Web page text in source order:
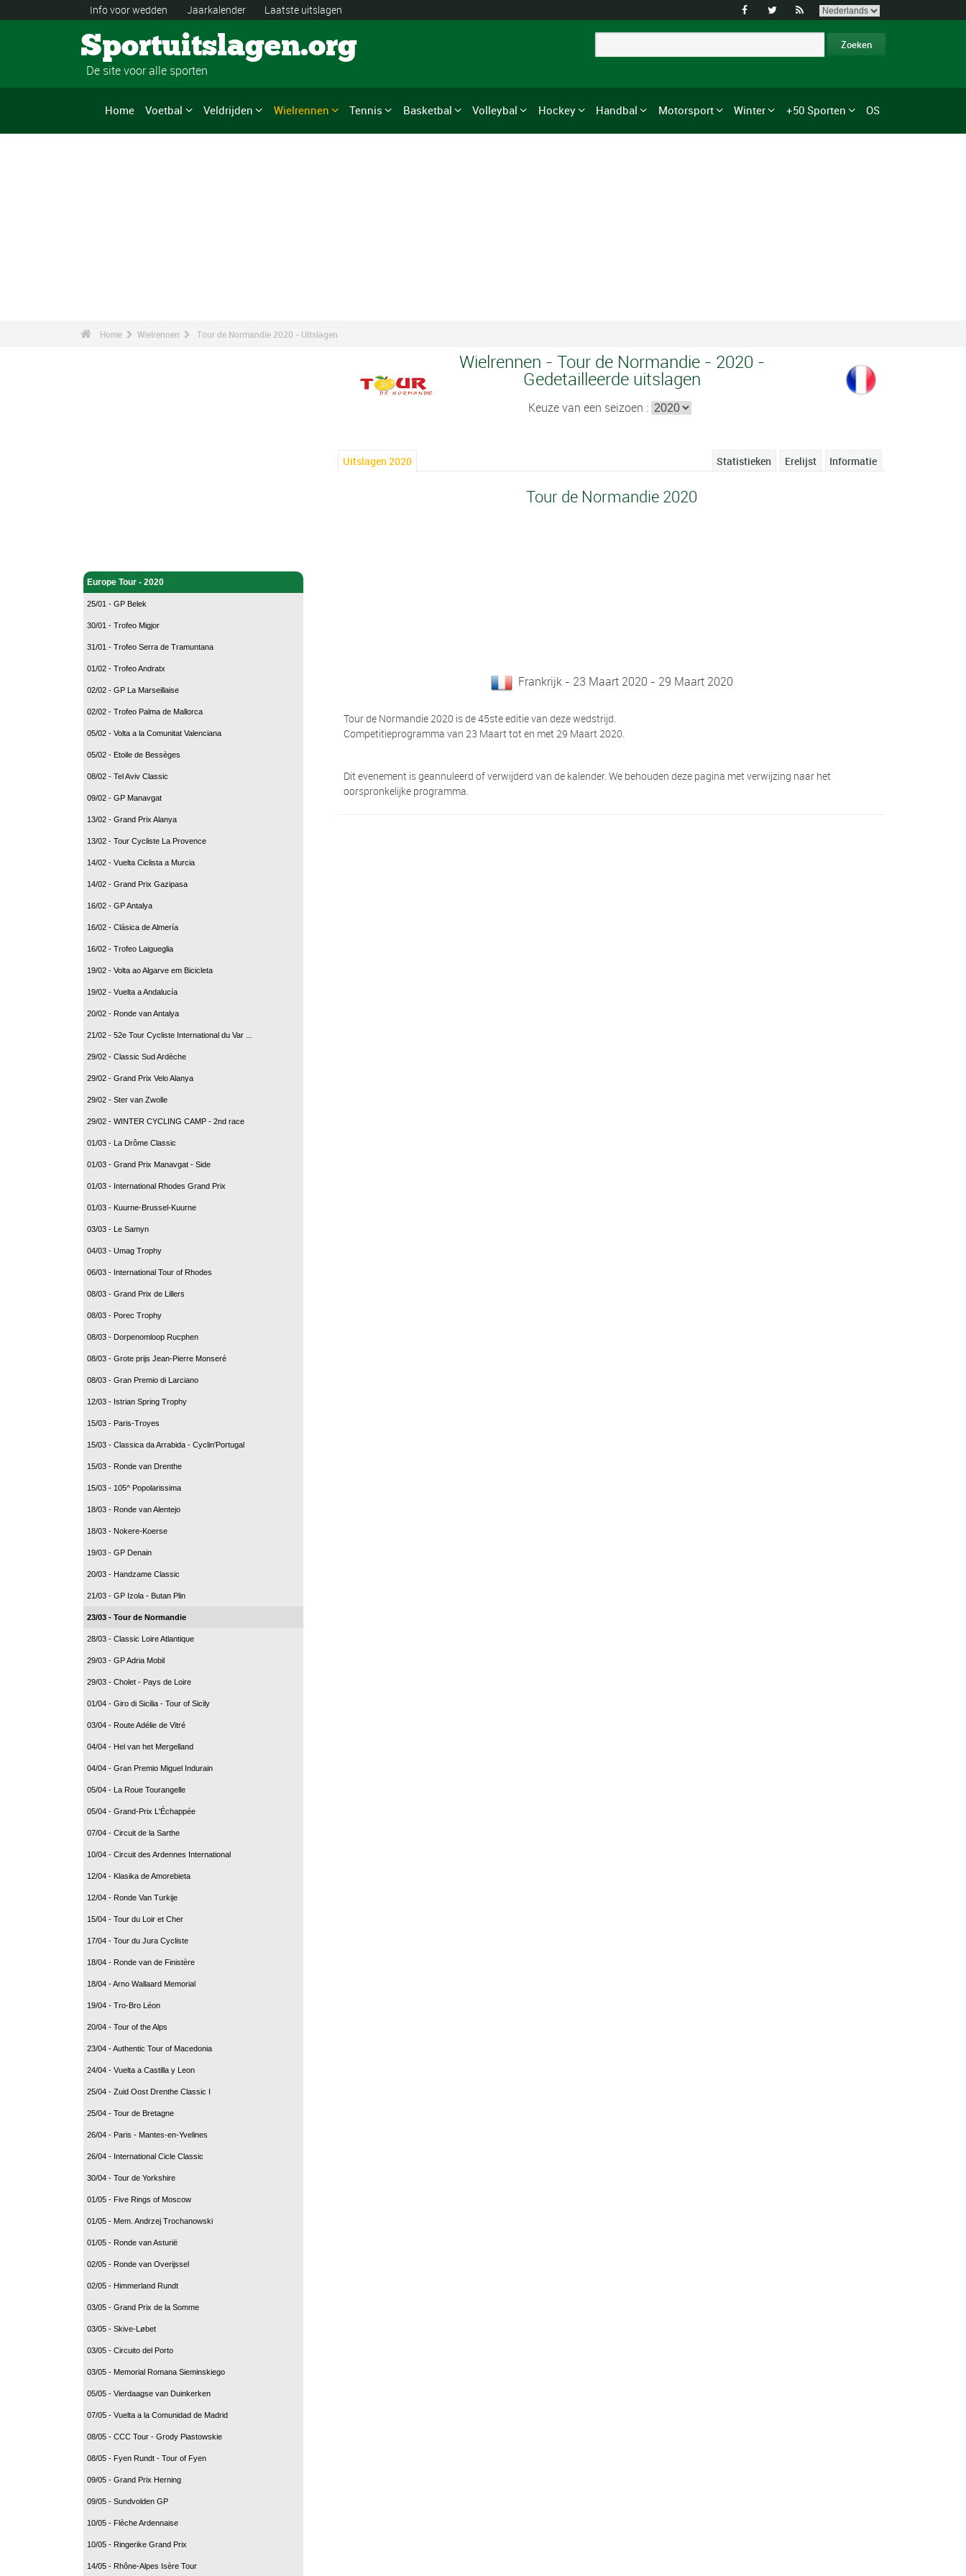
Info voor wedden Jaarkalender Laatste uitslagen   
Sportuitslagen.org
De site voor alle sporten
Home Voetbal Veldrijden Wielrennen Tennis Basketbal Volleybal Hockey Handbal Motorsport Winter +50 Sporten OS
Home Wielrennen Tour de Normandie 2020 - Uitslagen
Europe Tour - 2020
25/01 - GP Belek
30/01 - Trofeo Migjor
31/01 - Trofeo Serra de Tramuntana
01/02 - Trofeo Andratx
02/02 - GP La Marseillaise
02/02 - Trofeo Palma de Mallorca
05/02 - Volta a la Comunitat Valenciana
05/02 - Etoile de Bessèges
08/02 - Tel Aviv Classic
09/02 - GP Manavgat
13/02 - Grand Prix Alanya
13/02 - Tour Cycliste La Provence
14/02 - Vuelta Ciclista a Murcia
14/02 - Grand Prix Gazipasa
16/02 - GP Antalya
16/02 - Clásica de Almería
16/02 - Trofeo Laigueglia
19/02 - Volta ao Algarve em Bicicleta
19/02 - Vuelta a Andalucía
20/02 - Ronde van Antalya
21/02 - 52e Tour Cycliste International du Var ...
29/02 - Classic Sud Ardèche
29/02 - Grand Prix Velo Alanya
29/02 - Ster van Zwolle
29/02 - WINTER CYCLING CAMP - 2nd race
01/03 - La Drôme Classic
01/03 - Grand Prix Manavgat - Side
01/03 - International Rhodes Grand Prix
01/03 - Kuurne-Brussel-Kuurne
03/03 - Le Samyn
04/03 - Umag Trophy
06/03 - International Tour of Rhodes
08/03 - Grand Prix de Lillers
08/03 - Porec Trophy
08/03 - Dorpenomloop Rucphen
08/03 - Grote prijs Jean-Pierre Monseré
08/03 - Gran Premio di Larciano
12/03 - Istrian Spring Trophy
15/03 - Paris-Troyes
15/03 - Classica da Arrabida - Cyclin'Portugal
15/03 - Ronde van Drenthe
15/03 - 105^ Popolarissima
18/03 - Ronde van Alentejo
18/03 - Nokere-Koerse
19/03 - GP Denain
20/03 - Handzame Classic
21/03 - GP Izola - Butan Plin
23/03 - Tour de Normandie
28/03 - Classic Loire Atlantique
29/03 - GP Adria Mobil
29/03 - Cholet - Pays de Loire
01/04 - Giro di Sicilia - Tour of Sicily
03/04 - Route Adélie de Vitré
04/04 - Hel van het Mergelland
04/04 - Gran Premio Miguel Indurain
05/04 - La Roue Tourangelle
05/04 - Grand-Prix L'Échappée
07/04 - Circuit de la Sarthe
10/04 - Circuit des Ardennes International
12/04 - Klasika de Amorebieta
12/04 - Ronde Van Turkije
15/04 - Tour du Loir et Cher
17/04 - Tour du Jura Cycliste
18/04 - Ronde van de Finistère
18/04 - Arno Wallaard Memorial
19/04 - Tro-Bro Léon
20/04 - Tour of the Alps
23/04 - Authentic Tour of Macedonia
24/04 - Vuelta a Castilla y Leon
25/04 - Zuid Oost Drenthe Classic I
25/04 - Tour de Bretagne
26/04 - Paris - Mantes-en-Yvelines
26/04 - International Cicle Classic
30/04 - Tour de Yorkshire
01/05 - Five Rings of Moscow
01/05 - Mem. Andrzej Trochanowski
01/05 - Ronde van Asturië
02/05 - Ronde van Overijssel
02/05 - Himmerland Rundt
03/05 - Grand Prix de la Somme
03/05 - Skive-Løbet
03/05 - Circuito del Porto
03/05 - Memorial Romana Sieminskiego
05/05 - Vierdaagse van Duinkerken
07/05 - Vuelta a la Comunidad de Madrid
08/05 - CCC Tour - Grody Piastowskie
08/05 - Fyen Rundt - Tour of Fyen
09/05 - Grand Prix Herning
09/05 - Sundvolden GP
10/05 - Flèche Ardennaise
10/05 - Ringerike Grand Prix
14/05 - Rhône-Alpes Isère Tour
Wielrennen - Tour de Normandie - 2020 -
Gedetailleerde uitslagen
Keuze van een seizoen :
Uitslagen 2020 Informatie
Erelijst
Statistieken
Tour de Normandie 2020
Frankrijk - 23 Maart 2020 - 29 Maart 2020
Tour de Normandie 2020 is de 45ste editie van deze wedstrijd.
Competitieprogramma van 23 Maart tot en met 29 Maart 2020.
Dit evenement is geannuleerd of verwijderd van de kalender. We behouden deze pagina met verwijzing naar het
oorspronkelijke programma.